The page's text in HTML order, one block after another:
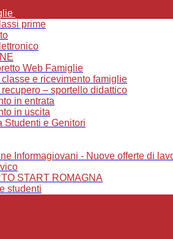
prime
Web Famiglie
e ricevimento famiglie
– sportello didattico
in entrata
in uscita
Studenti e Genitori
Informagiovani - Nuove offerte di
START ROMAGNA
studenti